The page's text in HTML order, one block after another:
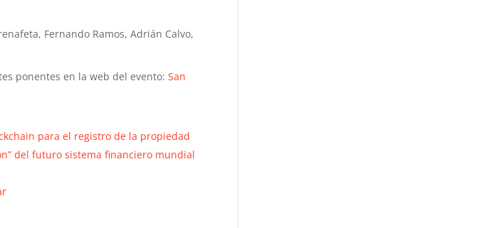
Fernando Ramos, Adrián Calvo,
ponentes en la web del evento:San
para el registro de la propiedad
del futuro sistema financiero mundial